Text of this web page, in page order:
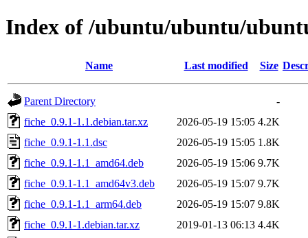
Index of /ubuntu/ubuntu/
Name Last modified Size
Parent Directory
-
fiche_0.9.1-1.1.debian.tar.xz
2026-05-19 15:05 4.2K
fiche_0.9.1-1.1.dsc
2026-05-19 15:05 1.8K
fiche_0.9.1-1.1_amd64.deb
2026-05-19 15:06 9.7K
fiche_0.9.1-1.1_amd64v3.deb
2026-05-19 15:07 9.7K
fiche_0.9.1-1.1_arm64.deb
2026-05-19 15:07 9.8K
fiche_0.9.1-1.debian.tar.xz
2019-01-13 06:13 4.4K